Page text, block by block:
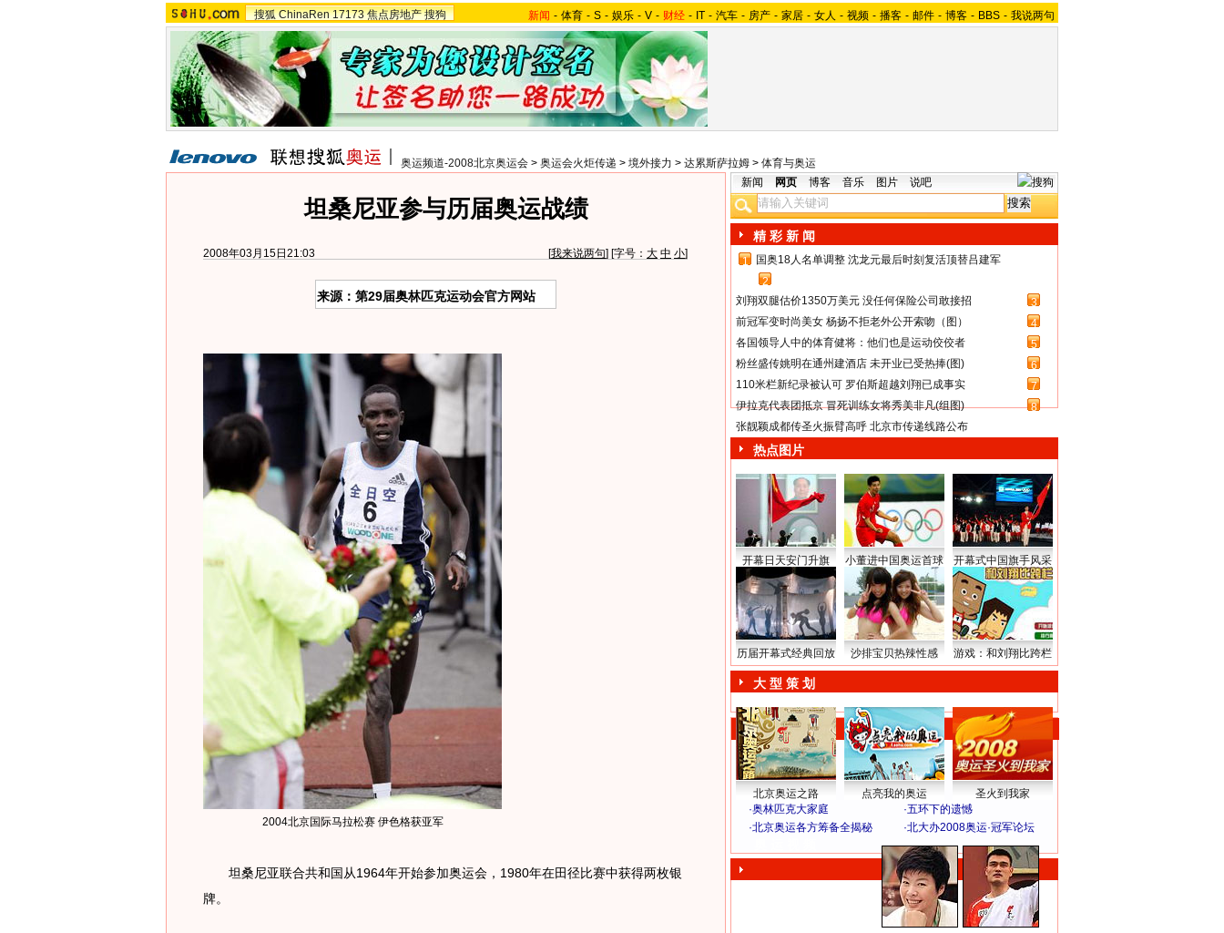
搜狐 ChinaRen 17173 焦点房地产 搜狗 新闻 - 体育 - S - 娱乐 - V - 财经 - IT - 汽车 - 房产 - 家居 - 女人 - 视频 - 播客 - 邮件 - 博客 - BBS - 我说两句
奥运频道-2008北京奥运会 > 奥运会火炬传递 > 境外接力 > 达累斯萨拉姆 > 体育与奥运
坦桑尼亚参与历届奥运战绩
2008年03月15日21:03 [我来说两句] [字号： 大 中 小]
来源：第29届奥林匹克运动会官方网站
2004北京国际马拉松赛 伊色格获亚军
坦桑尼亚联合共和国从1964年开始参加奥运会，1980年在田径比赛中获得两枚银
牌。
新闻 网页 博客 音乐 图片 说吧
精 彩 新 闻
1
国奥18人名单调整 沈龙元最后时刻复活顶替吕建军
2
刘翔双腿估价1350万美元 没任何保险公司敢接招
3
前冠军变时尚美女 杨扬不拒老外公开索吻（图）
4
各国领导人中的体育健将：他们也是运动佼佼者
5
粉丝盛传姚明在通州建酒店 未开业已受热捧(图)
6
110米栏新纪录被认可 罗伯斯超越刘翔已成事实
7
伊拉克代表团抵京 冒死训练女将秀美非凡(组图)
8
张靓颖成都传圣火振臂高呼 北京市传递线路公布
热点图片
开幕日天安门升旗 小董进中国奥运首球 开幕式中国旗手风采
历届开幕式经典回放 沙排宝贝热辣性感 游戏：和刘翔比跨栏
大 型 策 划
北京奥运之路 点亮我的奥运
圣火到我家
·奥林匹克大家庭 ·五环下的遗憾
·北京奥运各方筹备全揭秘 ·北大办2008奥运·冠军论坛